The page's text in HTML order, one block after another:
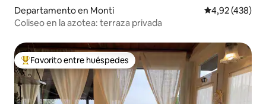
Departamento en Monti Calificación
4,92 (438)
Coliseo en la azotea: terraza privada
Favorito entre los huéspedes más destacados
Favorito entre huéspedes